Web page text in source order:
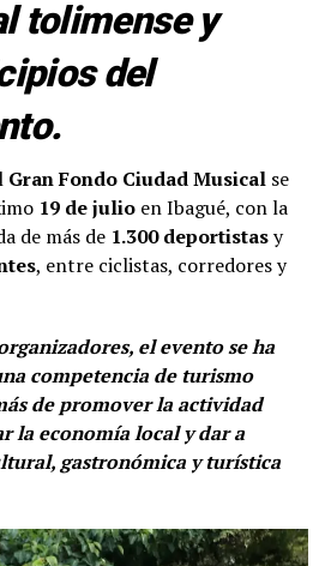
tolimense y
del
Gran Fondo Ciudad Musicalse
19 de julioen Ibagué, con la
de más de 1.300 deportistasy
, entre ciclistas, corredores y
el evento se ha
competencia de turismo
de promover la actividad
la economía local y dar a
gastronómica y turística